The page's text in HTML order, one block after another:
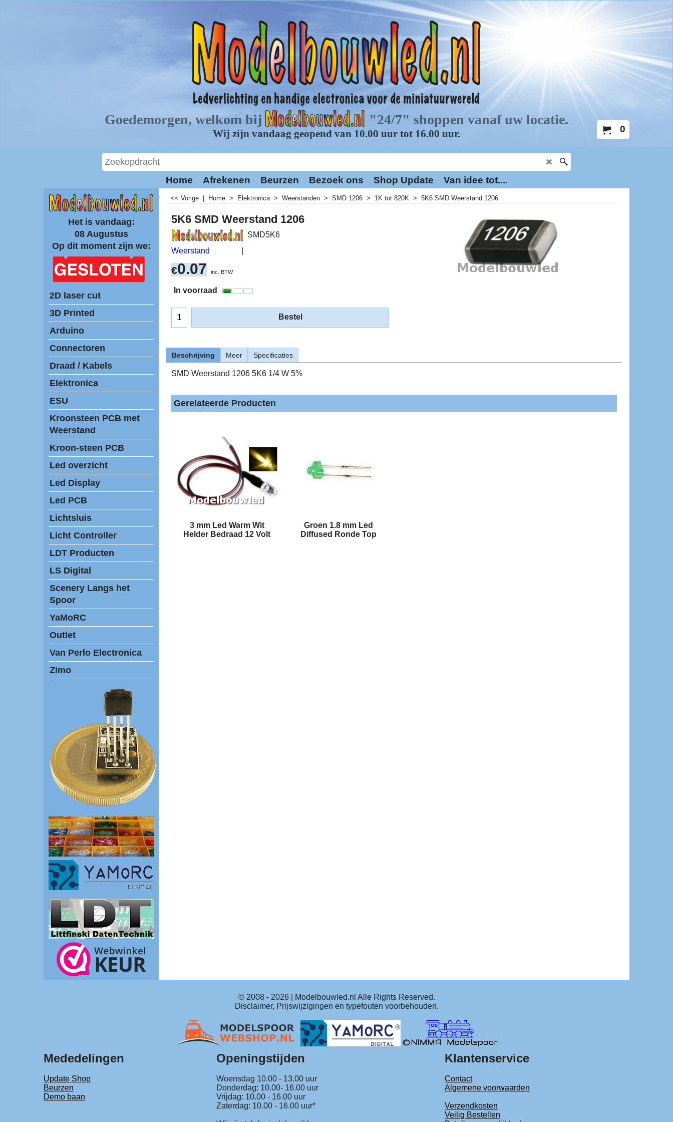
0
Home Afrekenen Beurzen Bezoek ons Shop Update Van idee tot....
Het is vandaag:
08 Augustus
Op dit moment zijn we:
2D laser cut
3D Printed
Arduino
Connectoren
Draad / Kabels
Elektronica
ESU
Kroonsteen PCB met
Weerstand
Kroon-steen PCB
Led overzicht
Led Display
Led PCB
Lichtsluis
Licht Controller
LDT Producten
LS Digital
Scenery Langs het
Spoor
YaMoRC
Outlet
Van Perlo Electronica
Zimo
<< Vorige Home > Elektronica> Weerstanden > SMD 1206 > 1K tot 820K > 5K6 SMD Weerstand 1206
5K6 SMD Weerstand 1206
Weerstand
SMD5K6
€0.07 inc. BTW
In voorraad
Bestel
Beschrijving Meer Specificaties
SMD Weerstand 1206 5K6 1/4 W 5%
Gerelateerde Producten
3 mm Led Warm Wit
Helder Bedraad 12 Volt
Groen 1.8 mm Led
Diffused Ronde Top
© 2008 - 2026| Modelbouwled.nl Alle Rights Reserved.
Disclaimer, Prijswijzigingen en typefouten voorbehouden.
Mededelingen Openingstijden Klantenservice
Update Shop Woensdag 10.00 - 13.00 uur
Contact
Beurzen
Donderdag: 10.00- 16.00 uur
Algemene voorwaarden
Demo baan
Vrijdag: 10.00 - 16.00 uur
Zaterdag: 10.00 - 16.00 uur*
Verzendkosten
Veilig Bestellen